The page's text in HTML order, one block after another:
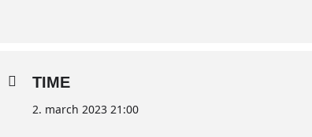
TIME
2. march 2023 21:00